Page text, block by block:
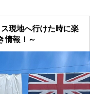
現地へ行けた時に楽
情報！～